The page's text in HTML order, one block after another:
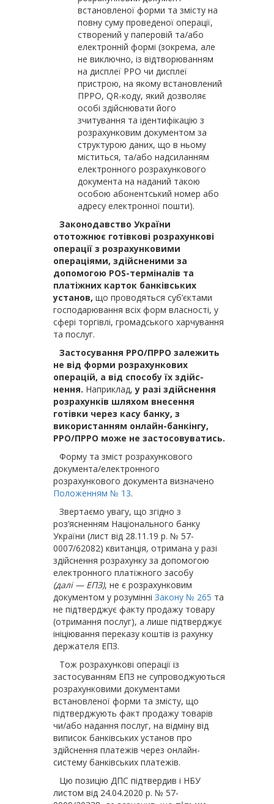
встановленої форми та змісту на
повну суму проведеної операції,
створений у паперовій та/або
електронній формі (зокрема, але
не виключно, із відтворюванням
на дисплеї РРО чи дисплеї
пристрою, на якому встановлений
ПРРО, QR-коду, який дозволяє
особі здійснювати його
зчитування та ідентифікацію з
розрахунковим документом за
структурою даних, що в ньому
міститься, та/або надсиланням
електронного розрахункового
документа на наданий такою
особою абонентський номер або
адресу електронної пошти).
Законодавство України
ототожнює готівкові розрахункові
операції з розрахунковими
операціями, здійсненими за
допомогою POS-терміналів та
платіжних карток банківських
установ, що проводяться суб’єктами
господарювання всіх форм власності, у
сфері торгівлі, громадського харчування
та послуг.
Застосування РРО/ПРРО залежить
не від форми розрахункових
операцій, а від способу їх здійс­
нення. Наприклад, у разі здійснення
розрахунків шляхом внесення
готівки через касу банку, з
використанням онлайн-банкінгу,
РРО/ПРРО може не застосовуватись.
Форму та зміст розрахункового
документа/електронного
розрахункового документа визначено
Положенням № 13.
Звертаємо увагу, що згідно з
роз’ясненням Національного банку
України (лист від 28.11.19 р. № 57-
0007/62082) квитанція, отримана у разі
здійснення розрахунку за допомогою
електронного платіжного засобу
(далі — ЕПЗ), не є розрахунковим
документом у розумінні Закону № 265 та
не підтверджує факту продажу товару
(отримання послуг), а лише підтверджує
ініціювання переказу коштів із рахунку
держателя ЕПЗ.
Тож розрахункові операції із
застосуванням ЕПЗ не супроводжуються
розрахунковими документами
встановленої форми та змісту, що
підтверджують факт продажу товарів
чи/або надання послуг, на відміну від
виписок банківських установ про
здійснення платежів через онлайн-
систему банківських платежів.
Цю позицію ДПС підтвердив і НБУ
листом від 24.04.2020 р. № 57-